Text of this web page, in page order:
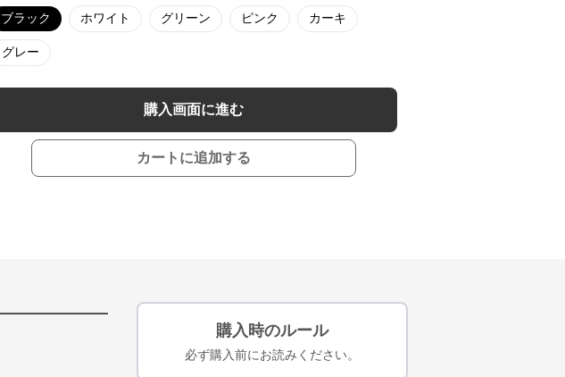
ブラック ホワイト グリーン ピンク カーキ
グレー
購入画面に進む
カートに追加する
購入時のルール
必ず購入前にお読みください。